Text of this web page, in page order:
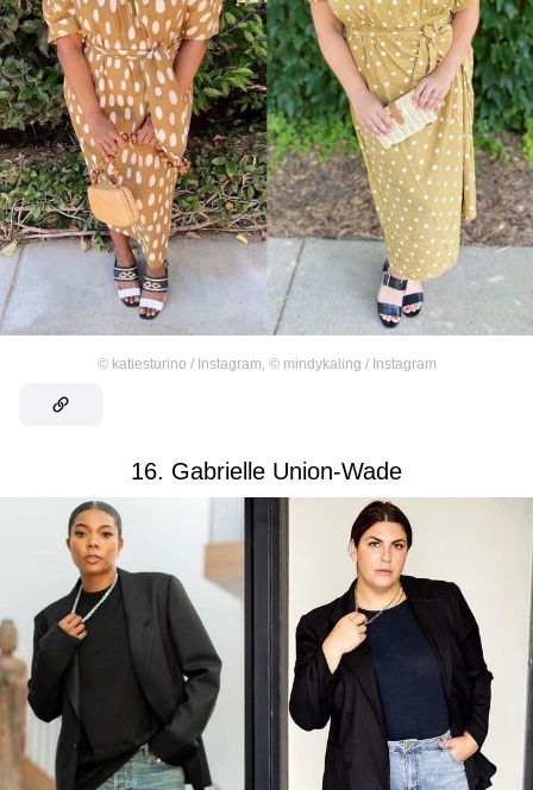
© katiesturino / Instagram, © mindykaling / Instagram
16. Gabrielle Union-Wade